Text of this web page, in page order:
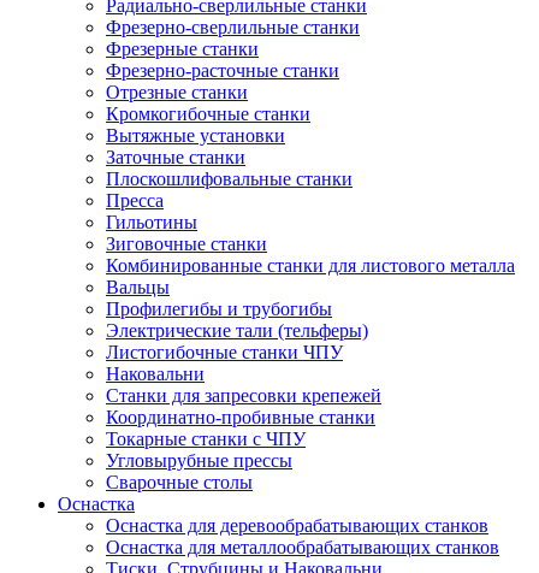
Радиально-сверлильные станки
Фрезерно-сверлильные станки
Фрезерные станки
Фрезерно-расточные станки
Отрезные станки
Кромкогибочные станки
Вытяжные установки
Заточные станки
Плоскошлифовальные станки
Пресса
Гильотины
Зиговочные станки
Комбинированные станки для листового металла
Вальцы
Профилегибы и трубогибы
Электрические тали (тельферы)
Листогибочные станки ЧПУ
Наковальни
Станки для запресовки крепежей
Координатно-пробивные станки
Токарные станки с ЧПУ
Угловырубные прессы
Сварочные столы
Оснастка
Оснастка для деревообрабатывающих станков
Оснастка для металлообрабатывающих станков
Тиски, Струбцины и Наковальни